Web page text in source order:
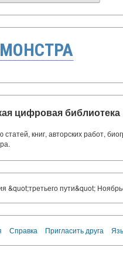
цифровая библиотека
статей, книг, авторских работ,
&quot;третьего пути&quot;
Справка Пригласить друга